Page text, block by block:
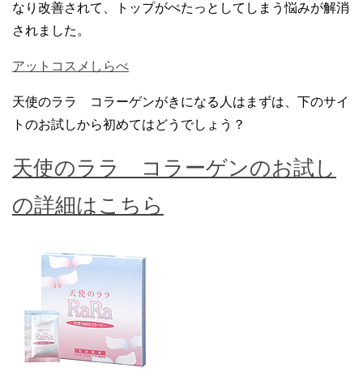
なり改善されて、トップがぺたっとしてしまう悩みが解消
されました。
アットコスメしらべ
天使のララ コラーゲンがきになる人はまずは、下のサイ
トのお試しから初めてはどうでしょう？
天使のララ コラーゲンのお試し
の詳細はこちら